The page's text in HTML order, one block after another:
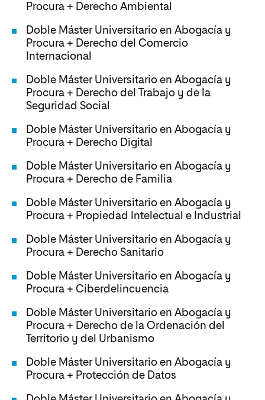
Procura + Derecho Ambiental
Doble Máster Universitario en Abogacía y
Procura + Derecho del Comercio
Internacional
Doble Máster Universitario en Abogacía y
Procura + Derecho del Trabajo y de la
Seguridad Social
Doble Máster Universitario en Abogacía y
Procura + Derecho Digital
Doble Máster Universitario en Abogacía y
Procura + Derecho de Familia
Doble Máster Universitario en Abogacía y
Procura + Propiedad Intelectual e Industrial
Doble Máster Universitario en Abogacía y
Procura + Derecho Sanitario
Doble Máster Universitario en Abogacía y
Procura + Ciberdelincuencia
Doble Máster Universitario en Abogacía y
Procura + Derecho de la Ordenación del
Territorio y del Urbanismo
Doble Máster Universitario en Abogacía y
Procura + Protección de Datos